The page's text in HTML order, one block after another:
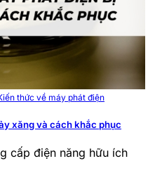
thức về máy phát điện
xăng và cách khắc phục
cấp điện năng hữu ích